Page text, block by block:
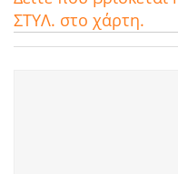
ΣΤΥΛ. στο χάρτη.